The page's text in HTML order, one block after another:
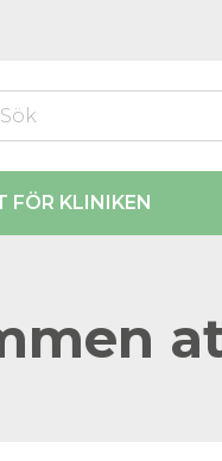
FÖR KLINIKEN